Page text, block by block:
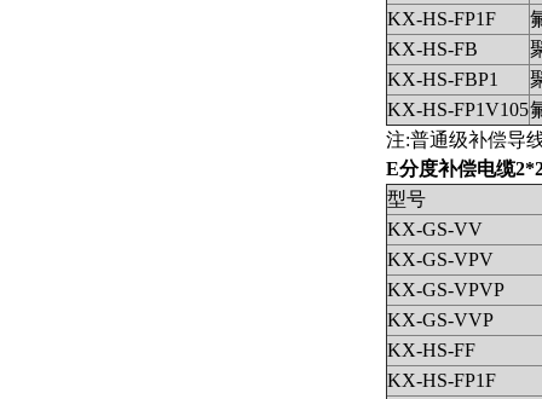
KX-HS-FP1F
KX-HS-FB
KX-HS-FBP1
KX-HS-FP1V105
注:普通级补偿导
E分度补偿电缆
型号
KX-GS-VV
KX-GS-VPV
KX-GS-VPVP
KX-GS-VVP
KX-HS-FF
KX-HS-FP1F